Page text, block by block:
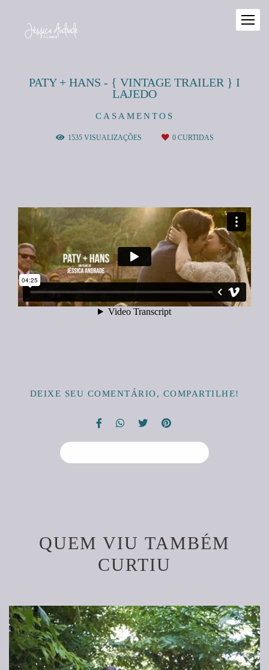
CASAMENTOS
PATY + HANS - { VINTAGE TRAILER } I
LAJEDO
1535VISUALIZAÇÕES 0CURTIDAS
DEIXE SEU COMENTÁRIO, COMPARTILHE!
QUEM VIU TAMBÉM
CURTIU